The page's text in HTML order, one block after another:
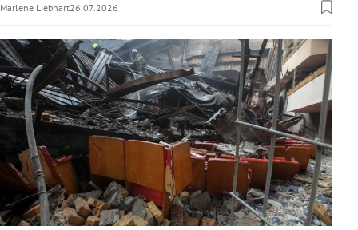
Marlene Liebhart26.07.2026